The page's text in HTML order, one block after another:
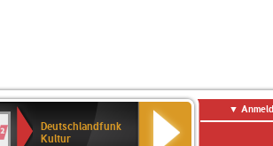
Deutschlandfunk
Kultur